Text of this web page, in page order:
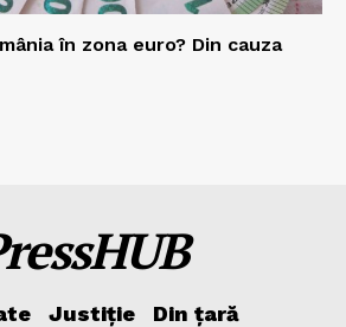
în zona euro? Din cauza
Justiție
Din țară